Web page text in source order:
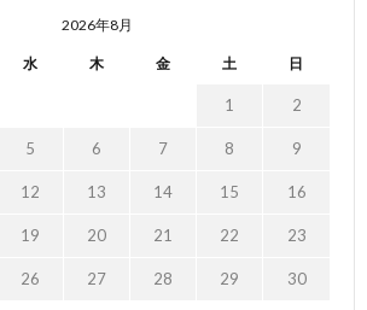
2026年8月
水 木 金 土 日
1 2
5 6 7 8 9
12 13 14 15 16
19 20 21 22 23
26 27 28 29 30